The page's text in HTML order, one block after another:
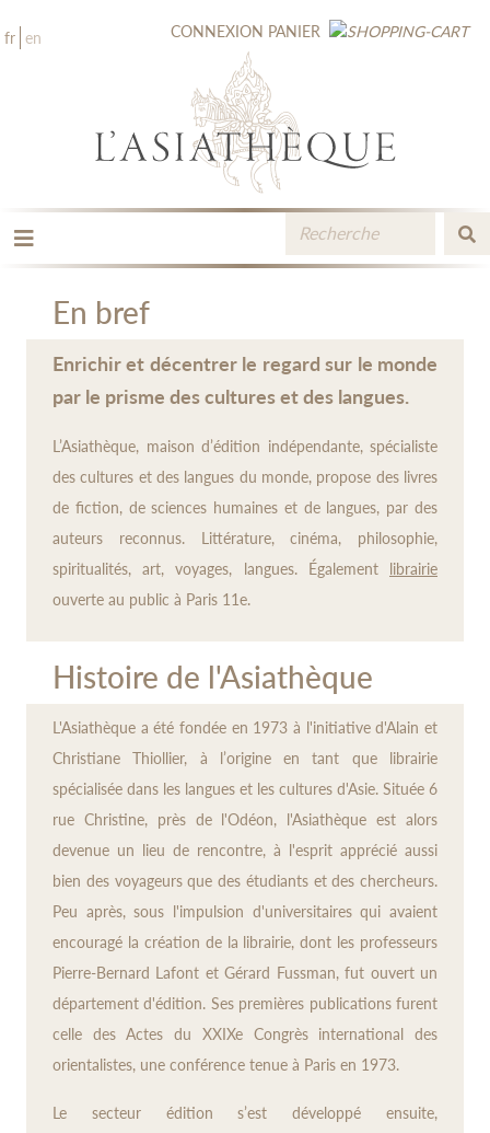
fr en CONNEXION PANIER
LES ÉDITIONS
LA LIBRAIRIE
CATALOGUE
MÉDIATHÈQUE
CONTACT
ESPACE PRO LIBRAIRES
En bref
Enrichir et décentrer le regard sur le monde
par le prisme des cultures et des langues.
L’Asiathèque, maison d’édition indépendante, spécialiste
des cultures et des langues du monde, propose des livres
de fiction, de sciences humaines et de langues, par des
auteurs reconnus. Littérature, cinéma, philosophie,
spiritualités, art, voyages, langues. Également librairie
ouverte au public à Paris 11e.
Histoire de l'Asiathèque
L'Asiathèque a été fondée en 1973 à l'initiative d'Alain et
Christiane Thiollier, à l’origine en tant que librairie
spécialisée dans les langues et les cultures d'Asie. Située 6
rue Christine, près de l'Odéon, l'Asiathèque est alors
devenue un lieu de rencontre, à l'esprit apprécié aussi
bien des voyageurs que des étudiants et des chercheurs.
Peu après, sous l'impulsion d'universitaires qui avaient
encouragé la création de la librairie, dont les professeurs
Pierre-Bernard Lafont et Gérard Fussman, fut ouvert un
département d'édition. Ses premières publications furent
celle des Actes du XXIXe Congrès international des
orientalistes, une conférence tenue à Paris en 1973.
Le secteur édition s’est développé ensuite,